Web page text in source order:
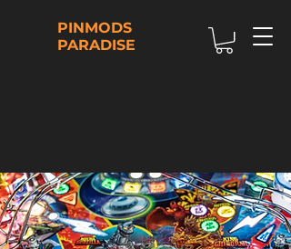
PINMODS
PARADISE